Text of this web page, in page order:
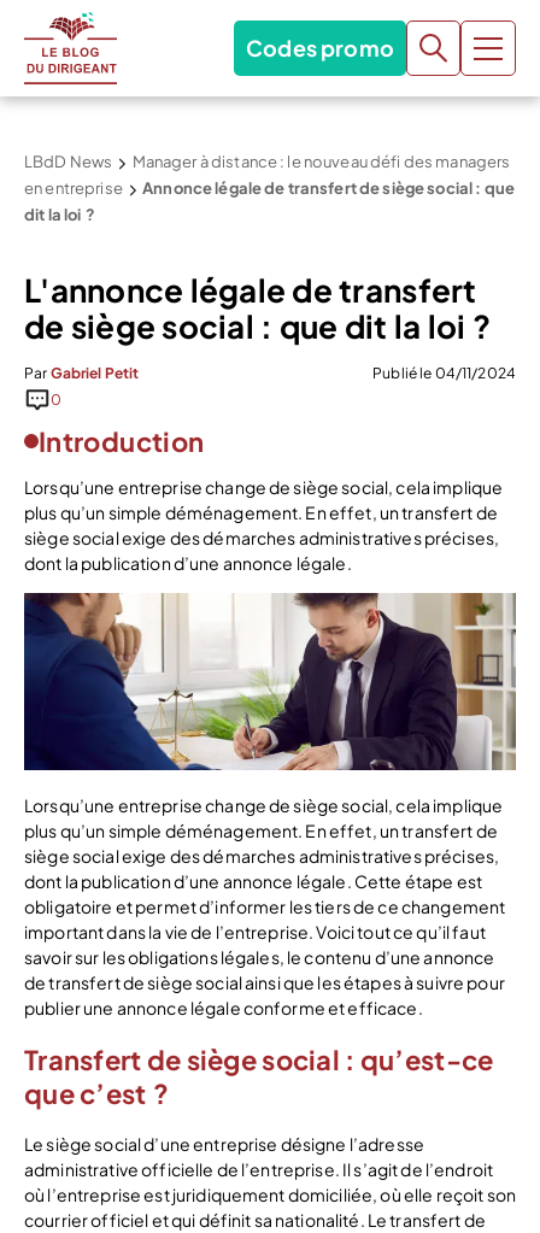
Codes promo
LBdD News
Manager à distance : le nouveau défi des managers
en entreprise
Annonce légale de transfert de siège social : que
dit la loi ?
L'annonce légale de transfert
de siège social : que dit la loi ?
Par Gabriel Petit
Publié le 04/11/2024
0
Introduction
Lorsqu’une entreprise change de siège social, cela implique
plus qu’un simple déménagement. En effet, un transfert de
siège social exige des démarches administratives précises,
dont la publication d’une annonce légale.
Lorsqu’une entreprise change de siège social, cela implique
plus qu’un simple déménagement. En effet, un transfert de
siège social exige des démarches administratives précises,
dont la publication d’une annonce légale. Cette étape est
obligatoire et permet d’informer les tiers de ce changement
important dans la vie de l’entreprise. Voici tout ce qu’il faut
savoir sur les obligations légales, le contenu d’une annonce
de transfert de siège social ainsi que les étapes à suivre pour
publier une annonce légale conforme et efficace.
Transfert de siège social : qu’est-ce
que c’est ?
Le siège social d’une entreprise désigne l’adresse
administrative officielle de l’entreprise. Il s’agit de l’endroit
où l’entreprise est juridiquement domiciliée, où elle reçoit son
courrier officiel et qui définit sa nationalité. Le transfert de